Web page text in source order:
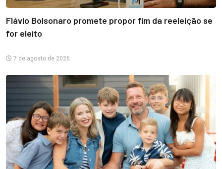
Flávio Bolsonaro promete propor fim da reeleição se
for eleito
7 de agosto de 2026